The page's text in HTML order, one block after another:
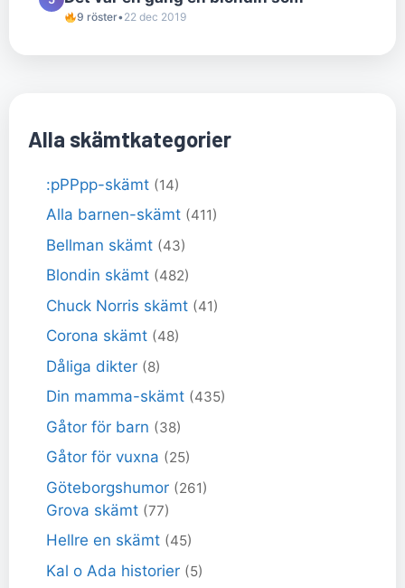
9 röster•22 dec 2019
Alla skämtkategorier
:pPPpp-skämt (14)
Alla barnen-skämt (411)
Bellman skämt (43)
Blondin skämt (482)
Chuck Norris skämt (41)
Corona skämt (48)
Dåliga dikter (8)
Din mamma-skämt (435)
Gåtor för barn (38)
Gåtor för vuxna (25)
Göteborgshumor (261)
Grova skämt (77)
Hellre en skämt (45)
Kal o Ada historier (5)